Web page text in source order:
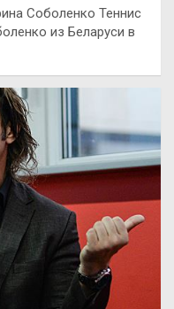
Соболенко Теннис
из Беларуси в